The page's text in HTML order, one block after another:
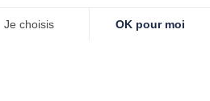
Je choisis
OK pour moi